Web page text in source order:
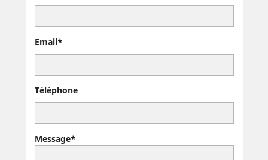
Email*
Téléphone
Message*